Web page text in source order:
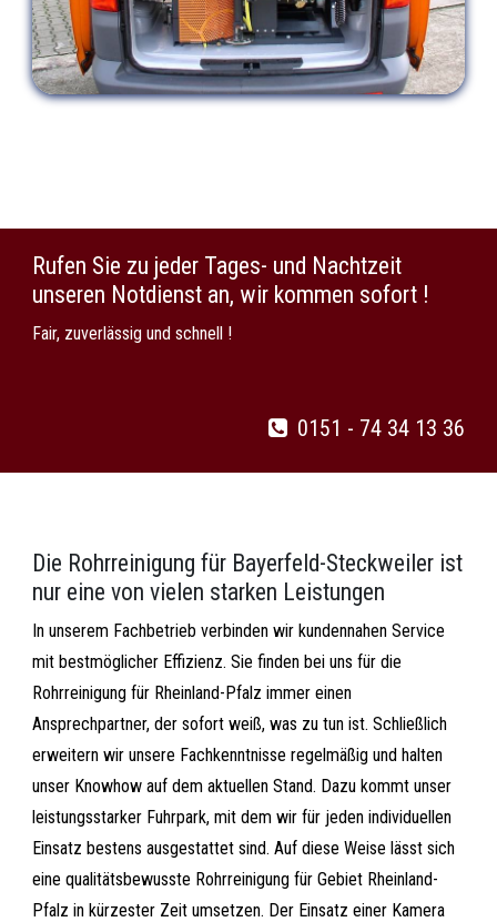
Rufen Sie zu jeder Tages- und Nachtzeit
unseren Notdienst an, wir kommen sofort !
Fair, zuverlässig und schnell !
0151 - 74 34 13 36
Die Rohrreinigung für Bayerfeld-Steckweiler ist
nur eine von vielen starken Leistungen
In unserem Fachbetrieb verbinden wir kundennahen Service
mit bestmöglicher Effizienz. Sie finden bei uns für die
Rohrreinigung für Rheinland-Pfalz immer einen
Ansprechpartner, der sofort weiß, was zu tun ist. Schließlich
erweitern wir unsere Fachkenntnisse regelmäßig und halten
unser Knowhow auf dem aktuellen Stand. Dazu kommt unser
leistungsstarker Fuhrpark, mit dem wir für jeden individuellen
Einsatz bestens ausgestattet sind. Auf diese Weise lässt sich
eine qualitätsbewusste Rohrreinigung für Gebiet Rheinland-
Pfalz in kürzester Zeit umsetzen. Der Einsatz einer Kamera